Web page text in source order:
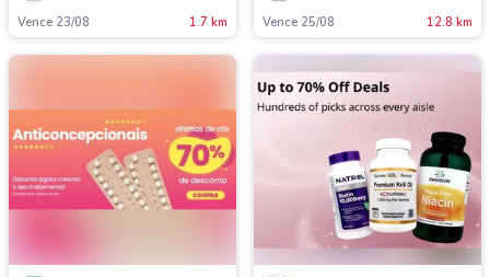
Vence 23/08 1.7 km Vence 25/08 12.8 km